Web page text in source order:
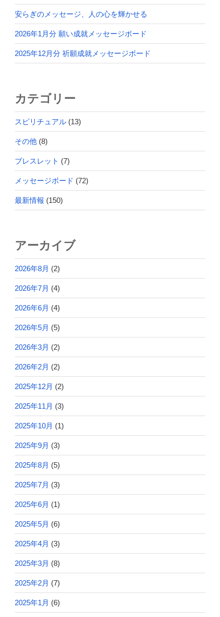
安らぎのメッセージ、人の心を輝かせる
2026年1月分 願い成就メッセージボード
2025年12月分 祈願成就メッセージボード
カテゴリー
スピリチュアル (13)
その他 (8)
ブレスレット (7)
メッセージボード (72)
最新情報 (150)
アーカイブ
2026年8月 (2)
2026年7月 (4)
2026年6月 (4)
2026年5月 (5)
2026年3月 (2)
2026年2月 (2)
2025年12月 (2)
2025年11月 (3)
2025年10月 (1)
2025年9月 (3)
2025年8月 (5)
2025年7月 (3)
2025年6月 (1)
2025年5月 (6)
2025年4月 (3)
2025年3月 (8)
2025年2月 (7)
2025年1月 (6)